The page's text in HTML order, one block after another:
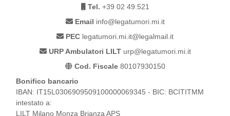
Tel. +39 02 49.521
Email info@legatumori.mi.it
PEC legatumori.mi.it@legalmail.it
URP Ambulatori LILTurp@legatumori.mi.it
Cod. Fiscale80107930150
Bonifico bancario
IBAN: IT15L0306909509100000069345 - BIC: BCITITMM
intestato a:
LILT Milano Monza Brianza APS